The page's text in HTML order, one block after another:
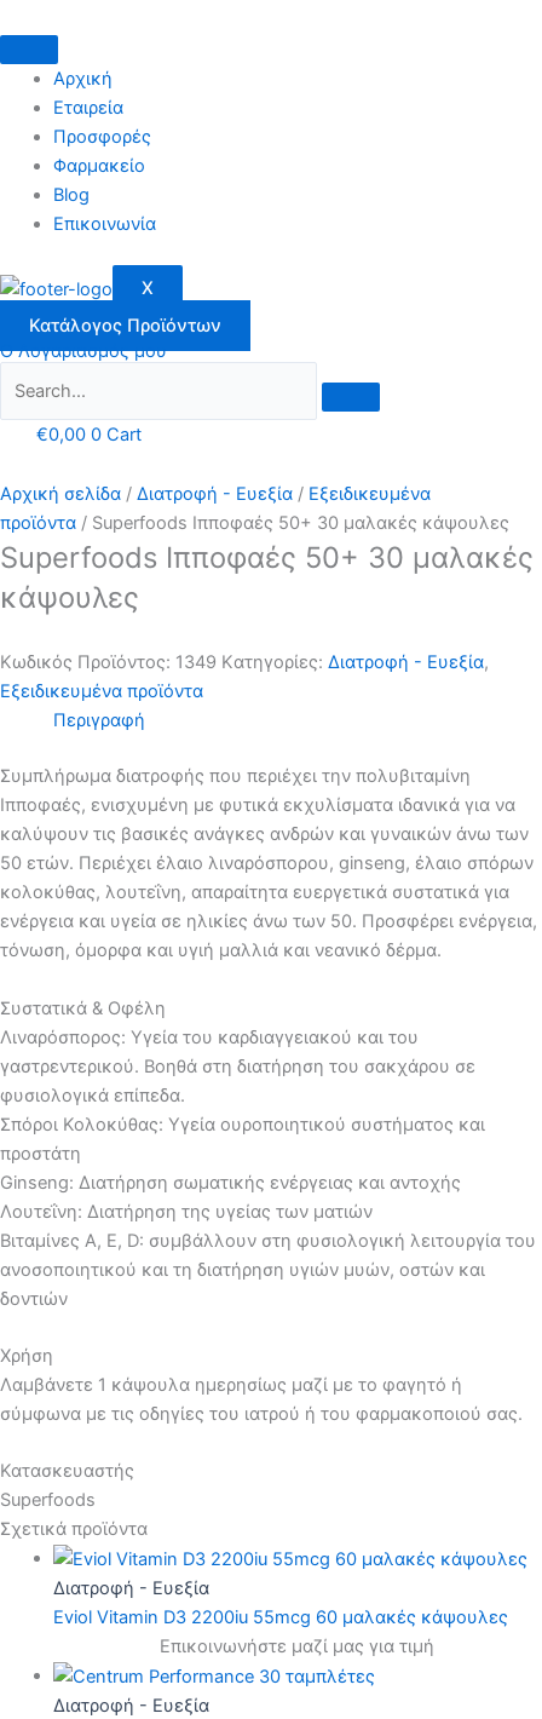
στο
περιεχόμενο
Αρχική
Εταιρεία
Προσφορές
Φαρμακείο
Blog
Επικοινωνία
X
Κατάλογος Προϊόντων
Ο Λογαριασμός μου
€0,00 0 Cart
Αρχική σελίδα / Διατροφή - Ευεξία / Εξειδικευμένα
προϊόντα / Superfoods Ιπποφαές 50+ 30 μαλακές κάψουλες
Superfoods Ιπποφαές 50+ 30 μαλακές
κάψουλες
Κωδικός Προϊόντος: 1349 Kατηγορίες: Διατροφή - Ευεξία,
Εξειδικευμένα προϊόντα
Περιγραφή
Συμπλήρωμα διατροφής που περιέχει την πολυβιταμίνη
Ιπποφαές, ενισχυμένη με φυτικά εκχυλίσματα ιδανικά για να
καλύψουν τις βασικές ανάγκες ανδρών και γυναικών άνω των
50 ετών. Περιέχει έλαιο λιναρόσπορου, ginseng, έλαιο σπόρων
κολοκύθας, λουτεΐνη, απαραίτητα ευεργετικά συστατικά για
ενέργεια και υγεία σε ηλικίες άνω των 50. Προσφέρει ενέργεια,
τόνωση, όμορφα και υγιή μαλλιά και νεανικό δέρμα.
Συστατικά & Οφέλη
Λιναρόσπορος: Υγεία του καρδιαγγειακού και του
γαστρεντερικού. Βοηθά στη διατήρηση του σακχάρου σε
φυσιολογικά επίπεδα.
Σπόροι Κολοκύθας: Υγεία ουροποιητικού συστήματος και
προστάτη
Ginseng: Διατήρηση σωματικής ενέργειας και αντοχής
Λουτεΐνη: Διατήρηση της υγείας των ματιών
Βιταμίνες Α, E, D: συμβάλλουν στη φυσιολογική λειτουργία του
ανοσοποιητικού και τη διατήρηση υγιών μυών, οστών και
δοντιών
Χρήση
Λαμβάνετε 1 κάψουλα ημερησίως μαζί με το φαγητό ή
σύμφωνα με τις οδηγίες του ιατρού ή του φαρμακοποιού σας.
Κατασκευαστής
Superfoods
Σχετικά προϊόντα
Διατροφή - Ευεξία
Eviol Vitamin D3 2200iu 55mcg 60 μαλακές κάψουλες
Επικοινωνήστε μαζί μας για τιμή
Διατροφή - Ευεξία